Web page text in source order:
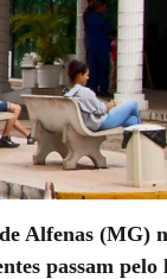
Alfenas (MG)
passam pelo